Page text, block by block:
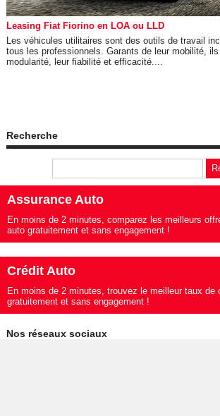
Leasing Fiat Fiorino en LOA ou LLD
Les véhicules utilitaires sont des outils de travail
tous les professionnels. Garants de leur mobilité,
modularité, leur fiabilité et efficacité....
Recherche
Assurance Auto
En moins de 2 minutes, comparez les meilleurs
auto gratuitement et sans engagement !
Crédit Auto
En moins de 2 minutes, trouvez le meilleur taux de
gratuitement et sans engagement !
Nos réseaux sociaux